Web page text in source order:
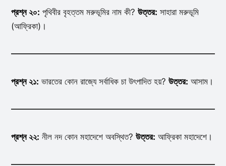
প্রশ্ন ২০: পৃথিবীর বৃহত্তম মরুভূমির নাম কী? উত্তর: সাহারা মরুভূমি
(আফ্রিকা)।
প্রশ্ন ২১: ভারতের কোন রাজ্যে সর্বাধিক চা উৎপাদিত হয়? উত্তর: আসাম।
প্রশ্ন ২২: নীল নদ কোন মহাদেশে অবস্থিত? উত্তর: আফ্রিকা মহাদেশে।